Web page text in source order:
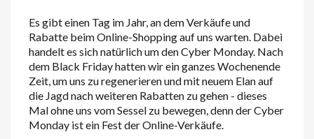
Es gibt einen Tag im Jahr, an dem Verkäufe und
Rabatte beim Online-Shopping auf uns warten. Dabei
handelt es sich natürlich um den Cyber Monday. Nach
dem Black Friday hatten wir ein ganzes Wochenende
Zeit, um uns zu regenerieren und mit neuem Elan auf
die Jagd nach weiteren Rabatten zu gehen - dieses
Mal ohne uns vom Sessel zu bewegen, denn der Cyber
Monday ist ein Fest der Online-Verkäufe.